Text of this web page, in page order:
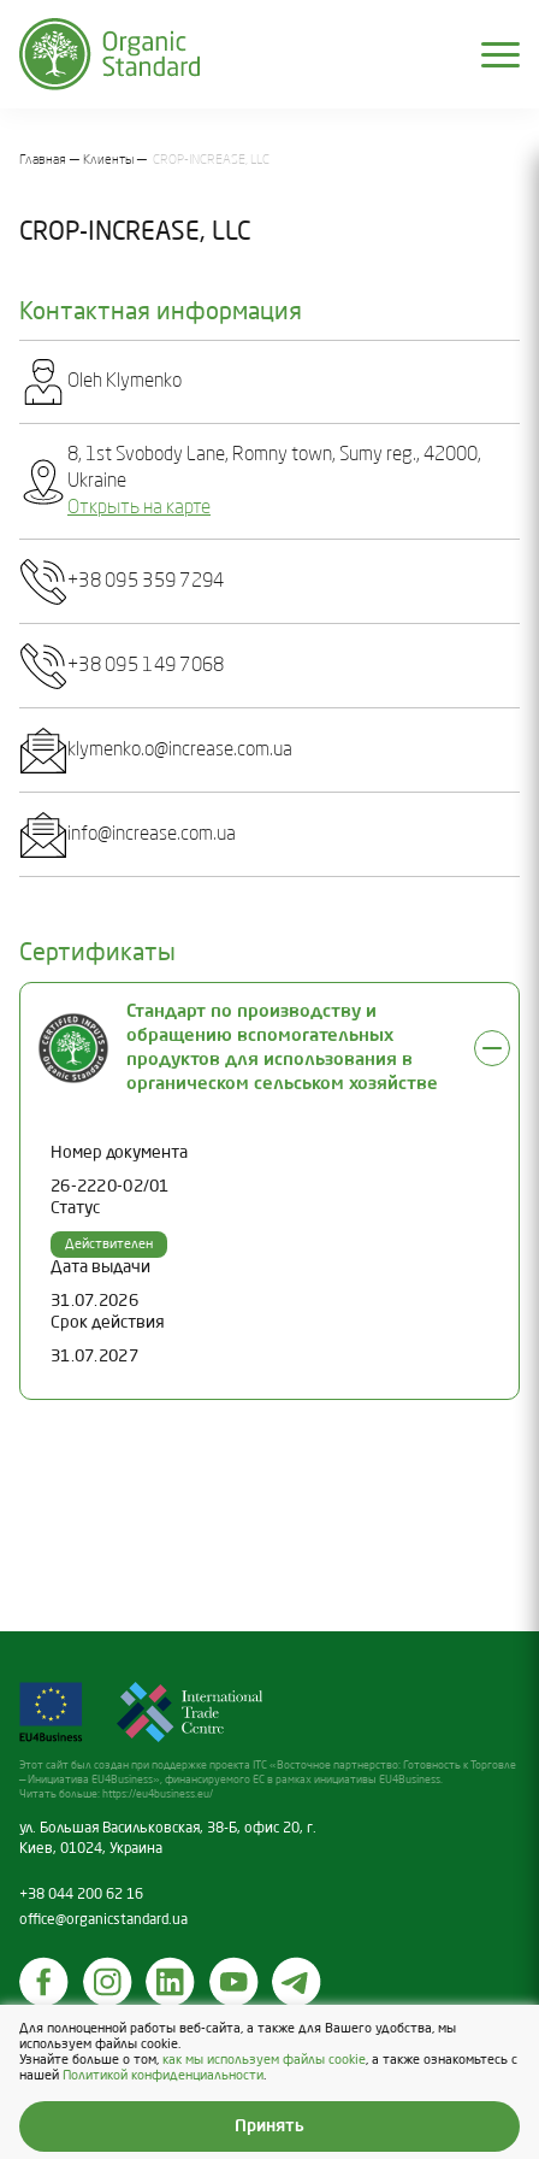
Главная Клиенты СROP-INCREASE, LLC
СROP-INCREASE, LLC
Контактная информация
Olеh Klymеnko
8, 1st Svobody Lane, Romny town, Sumy reg., 42000,
Ukraine
Открыть на карте
+38 095 359 7294
+38 095 149 7068
klymenko.o@increase.com.ua
info@increase.com.ua
Сертификаты
Стандарт по производству и
обращению вспомогательных
продуктов для использования в
органическом сельськом хозяйстве
Номер документа
26-2220-02/01
Статус
Действителен
Дата выдачи
31.07.2026
Срок действия
31.07.2027
ул. Большая Васильковская, 38-Б, офис 20, г.
Киев, 01024, Украина
Этот сайт был создан при поддержке проекта ITC «Восточное партнерство: Готовность к Торговле
— Инициатива EU4Business», финансируемого ЕС в рамках инициативы EU4Business.
Читать больше: https://eu4business.eu/
+38 044 200 62 16
office@organicstandard.ua
Политика касательно cookies
Политика конфиденциальности
Для полноценной работы веб-сайта, а также для Вашего удобства, мы
используем файлы cookie.
Узнайте больше о том, как мы используем файлы cookie, а также ознакомьтесь с
нашей
Политикой конфиденциальности.
Принять